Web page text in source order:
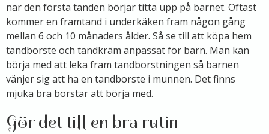
när den första tanden börjar titta upp på barnet. Oftast
kommer en framtand i under­käken fram någon gång
mellan 6 och 10 månaders ålder. Så se till att köpa hem
tandborste och tandkräm anpassat för barn. Man kan
börja med att leka fram tandborstningen så barnen
vänjer sig att ha en tandborste i munnen. Det finns
mjuka bra borstar att börja med.
Gör det till en bra rutin